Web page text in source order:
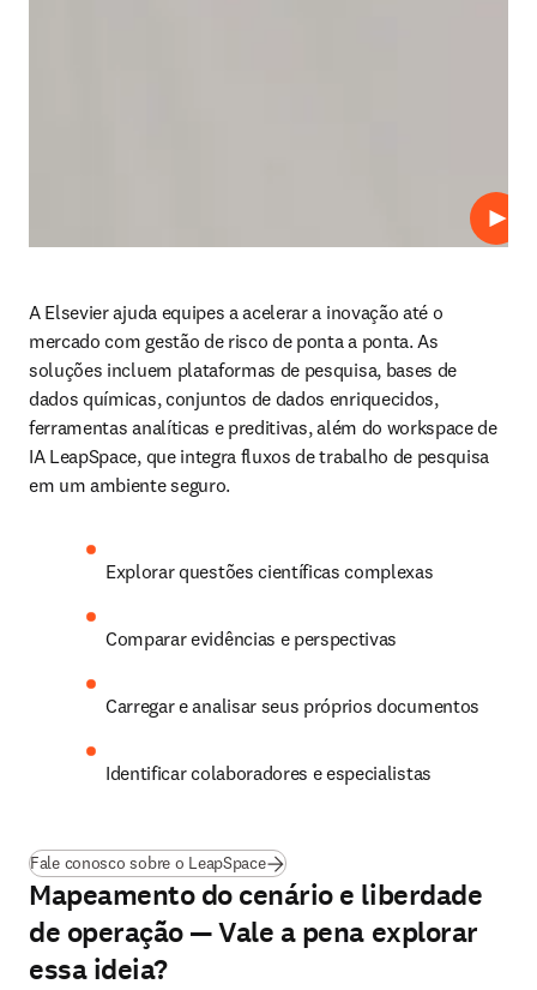
A Elsevier ajuda equipes a acelerar a inovação até o
mercado com gestão de risco de ponta a ponta. As
soluções incluem plataformas de pesquisa, bases de
dados químicas, conjuntos de dados enriquecidos,
ferramentas analíticas e preditivas, além do workspace de
IA LeapSpace, que integra fluxos de trabalho de pesquisa
em um ambiente seguro.
Explorar questões científicas complexas
Comparar evidências e perspectivas
Carregar e analisar seus próprios documentos
Identificar colaboradores e especialistas
Fale conosco sobre o LeapSpace
Mapeamento do cenário e liberdade
de operação — Vale a pena explorar
essa ideia?